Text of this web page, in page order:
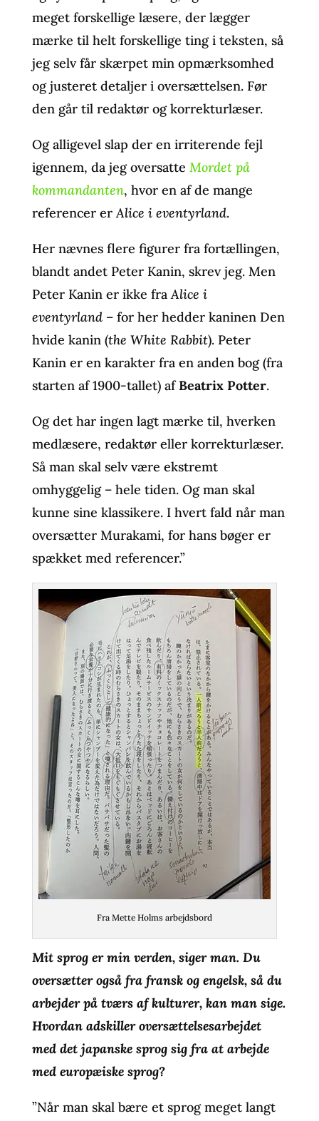
meget forskellige læsere, der lægger
mærke til helt forskellige ting i teksten, så
jeg selv får skærpet min opmærksomhed
og justeret detaljer i oversættelsen. Før
den går til redaktør og korrekturlæser.
Og alligevel slap der en irriterende fejl
igennem, da jeg oversatte Mordet på
kommandanten, hvor en af de mange
referencer erAlice i eventyrland.
Her nævnes flere figurer fra fortællingen,
blandt andet Peter Kanin, skrev jeg. Men
Peter Kanin er ikke fraAlice i
eventyrland– for her hedder kaninen Den
hvide kanin (the White Rabbit). Peter
Kanin er en karakter fra en anden bog (fra
starten af 1900-tallet) afBeatrix Potter.
Og det har ingen lagt mærke til, hverken
medlæsere, redaktør eller korrekturlæser.
Så man skal selv være ekstremt
omhyggelig – hele tiden. Og man skal
kunne sine klassikere. I hvert fald når man
oversætter Murakami, for hans bøger er
spækket med referencer.”
Fra Mette Holms arbejdsbord
Mit sprog er min verden, siger man. Du
oversætter også fra fransk og engelsk, så du
arbejder på tværs af kulturer, kan man sige.
Hvordan adskiller oversættelsesarbejdet
med det japanske sprog sig fra at arbejde
med europæiske sprog?
”Når man skal bære et sprog meget langt